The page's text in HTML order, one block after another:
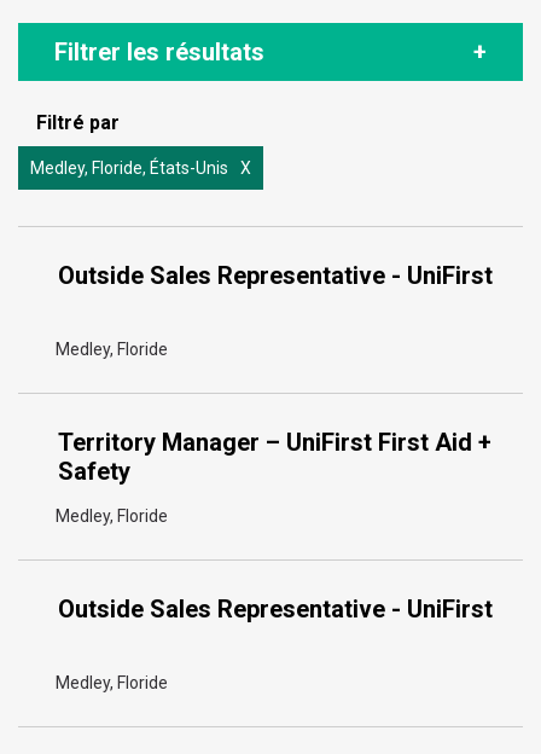
Filtrer les résultats
Filtré par
Medley, Floride, États-Unis
Outside Sales Representative - UniFirst
Medley, Floride
Territory Manager – UniFirst First Aid +
Safety
Medley, Floride
Outside Sales Representative - UniFirst
Medley, Floride